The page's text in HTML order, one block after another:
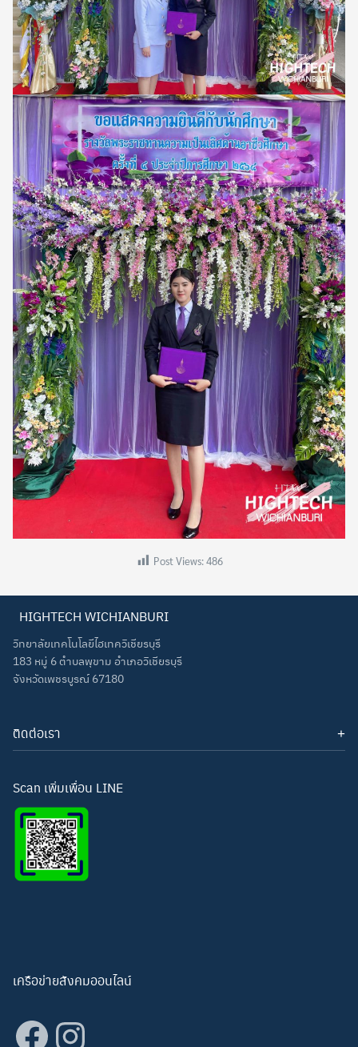
Search
for:
Search
Post Views:486
HIGHTECH WICHIANBURI
วิทยาลัยเทคโนโลยีไฮเทควิเชียรบุรี
183 หมู่ 6 ตำบลพุขาม อำเภอวิเชียรบุรี
จังหวัดเพชรบูรณ์ 67180
ติดต่อเรา
โทรศัพท์: 093-3277343
อีเมล: hightechwichian@gmail.com
Scan เพิ่มเพื่อน LINE
เครือข่ายสังคมออนไลน์
Facebook
Instagram